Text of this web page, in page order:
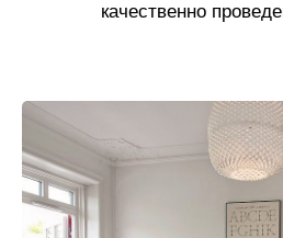
качественно